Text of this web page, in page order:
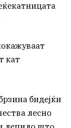
кат
бидејќи
лесно